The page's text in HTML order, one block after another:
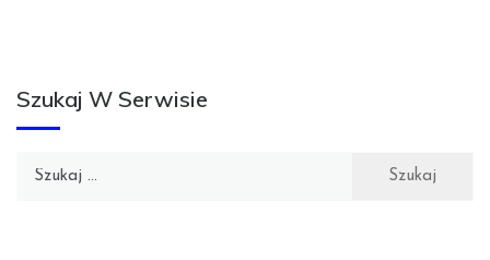
Szukaj W Serwisie
Szukaj: